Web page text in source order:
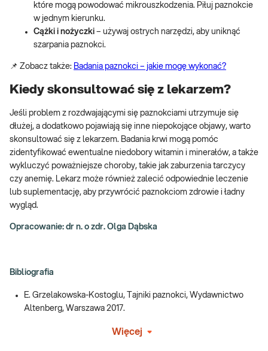
które mogą powodować mikrouszkodzenia. Piłuj paznokcie
w jednym kierunku.
Cążki i nożyczki – używaj ostrych narzędzi, aby uniknąć
szarpania paznokci.
📌 Zobacz także: Badania paznokci – jakie mogę wykonać?
Kiedy skonsultować się z lekarzem?
Jeśli problem z rozdwajającymi się paznokciami utrzymuje się
dłużej, a dodatkowo pojawiają się inne niepokojące objawy, warto
skonsultować się z lekarzem. Badania krwi mogą pomóc
zidentyfikować ewentualne niedobory witamin i minerałów, a także
wykluczyć poważniejsze choroby, takie jak zaburzenia tarczycy
czy anemię. Lekarz może również zalecić odpowiednie leczenie
lub suplementację, aby przywrócić paznokciom zdrowie i ładny
wygląd.
Opracowanie: dr n. o zdr. Olga Dąbska
Bibliografia
E. Grzelakowska-Kostoglu, Tajniki paznokci, Wydawnictwo
Altenberg, Warszawa 2017.
Więcej